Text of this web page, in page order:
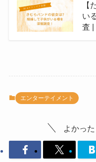
【
い
査 |
エンターテイメント
よかっ